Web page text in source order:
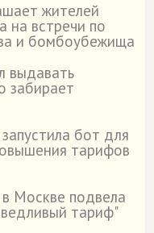
жителей
на встречи по
и бомбоубежища
выдавать
забирает
запустила бот для
тарифов
в Москве подвела
тариф"